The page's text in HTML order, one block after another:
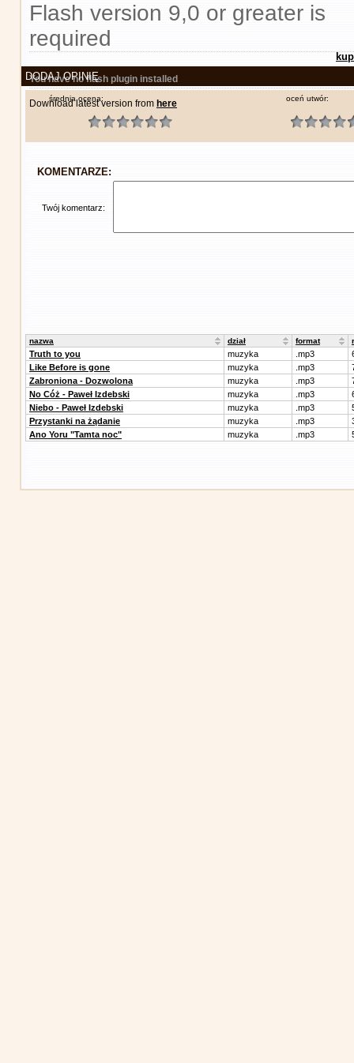
Flash version 9,0 or greater is
required
You have no flash plugin installed
Download latest version from here
DODAJ OPINIĘ
średnia ocena: oceń utwór:
KOMENTARZE:
Twój komentarz:
nazwa dział format
Truth to you muzyka .mp3
Like Before is gone
muzyka .mp3
Zabroniona - Dozwolona
muzyka .mp3
No Cóż - Paweł Izdebski
muzyka .mp3
Niebo - Paweł Izdebski
muzyka .mp3
Przystanki na żądanie
muzyka .mp3
Ano Yoru "Tamta noc"
muzyka .mp3